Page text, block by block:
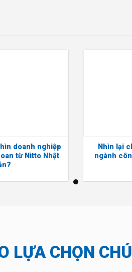
doanh nghiệp
từ Nitto Nhật
Nhìn lại
ngành
LỰA CHỌN